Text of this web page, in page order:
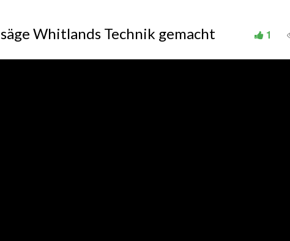
Whitlands Technik gemacht 1